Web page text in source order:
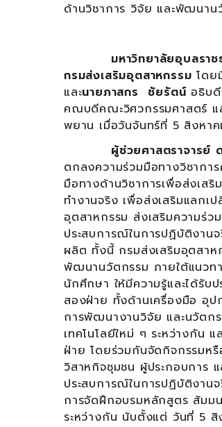
ด้านวิชาการ วิจัย และพัฒนาน
มหาวิทยาลัยอุบลรา
กรมส่งเสริมอุตสาหกรรมโดย
และนายภาสกร ชัยรัตน์ อธิบ
คณบดีคณะวิศวกรรมศาสตร์ แ
พยาน เมื่อวันจันทร์ที่ 5 สิงห
ผู้ช่วยศาสตราจารย์ ด
ตกลงความร่วมมือทางวิชากา
มือทางด้านวิชาการเพื่อส่งเส
ทำงานจริง เพื่อส่งเสริมแลกเ
อุตสาหกรรม ส่งเสริมความร่
ประสบการณ์ในการปฏิบัติงาน
ผลิต ทั้งนี้ กรมส่งเสริมอุตสาห
พัฒนานวัตกรรม ภายใต้แนวท
นักศึกษา ให้มีความรู้และได้รับ
สองฝ่าย ทั้งด้านเครื่องมือ อุ
การพัฒนางานวิจัย และนวัตกร
เทคโนโลยีใหม่ ๆ ระหว่างกัน
ฝ่าย โดยร่วมกันจัดกิจกรรมห
วิสาหกิจชุมชน ผู้ประกอบการ
ประสบการณ์ในการปฏิบัติงาน
การจัดฝึกอบรมหลักสูตร สัมม
ระหว่างกัน นับตั้งแต่ วันที่ 5